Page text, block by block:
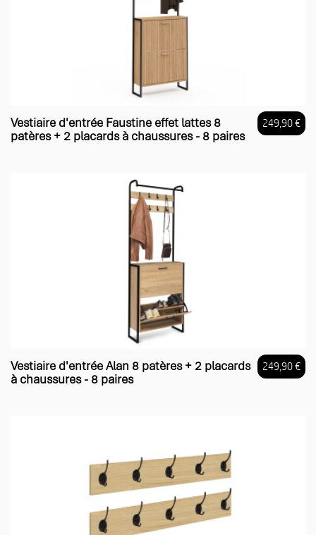
Vestiaire d'entrée Faustine effet lattes 8
patères + 2 placards à chaussures - 8 paires
Prix
249,90 €
Vestiaire d'entrée Alan 8 patères + 2 placards
à chaussures - 8 paires
249,90 €